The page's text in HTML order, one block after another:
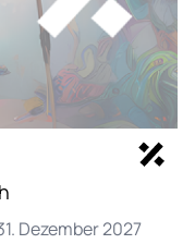
Dezember 2027